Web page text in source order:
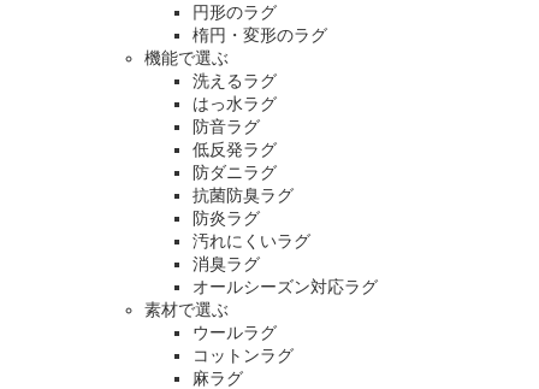
円形のラグ
楕円・変形のラグ
機能で選ぶ
洗えるラグ
はっ水ラグ
防音ラグ
低反発ラグ
防ダニラグ
抗菌防臭ラグ
防炎ラグ
汚れにくいラグ
消臭ラグ
オールシーズン対応ラグ
素材で選ぶ
ウールラグ
コットンラグ
麻ラグ